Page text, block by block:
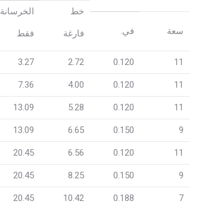
خط
فارغة
الخرسانة
فقط سعة في.
11
0.120
2.72
3.27
11
0.120
4.00
7.36
11
0.120
5.28
13.09
9
0.150
6.65
13.09
11
0.120
6.56
20.45
9
0.150
8.25
20.45
7
0.188
10.42
20.45